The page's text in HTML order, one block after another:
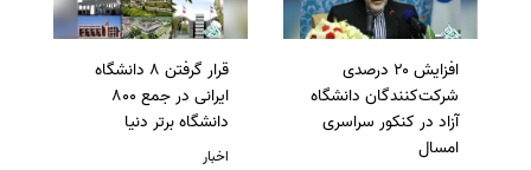
افزایش ۲۰ درصدی
شرکت‌کنندگان دانشگاه
آزاد در کنکور سراسری
امسال
قرار گرفتن 8 دانشگاه
ایرانی در جمع 800
دانشگاه برتر دنیا
اخبار